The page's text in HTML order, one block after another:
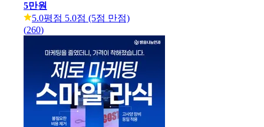
5만원
5.0평점 5.0점 (5점 만점)
(260)